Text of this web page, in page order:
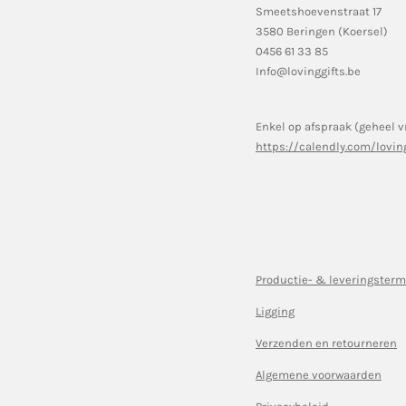
Smeetshoevenstraat 17
3580 Beringen (Koersel)
0456 61 33 85
Info@lovinggifts.be
Enkel op afspraak (geheel
https://calendly.com/
Productie- &
Ligging
Verzenden en retourneren
Algemene voorwaarden